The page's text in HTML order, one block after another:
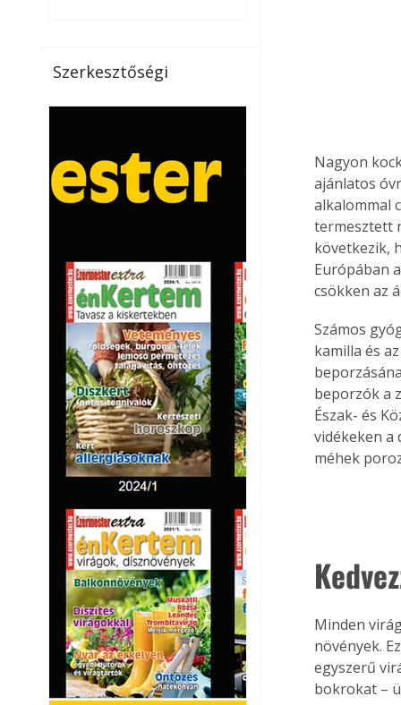
paradicsomot sokszor
gazdasági érettségben, azaz
Utóérik eközben, de nem lesz
olyan ízű, mint amit a saját
kertünkben, biológiai
tárolható h
Szerkesztőségi
Nagyon
ajánlatos
alkalommal
termesztett
következik,
Európában
csökken az
Számos
kamilla és
beporzók a
Észak- és
vidékeken a
méhek
Minden
növények.
egyszerű
bokrokat –